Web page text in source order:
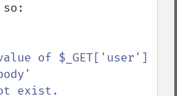
of $_GET['user']